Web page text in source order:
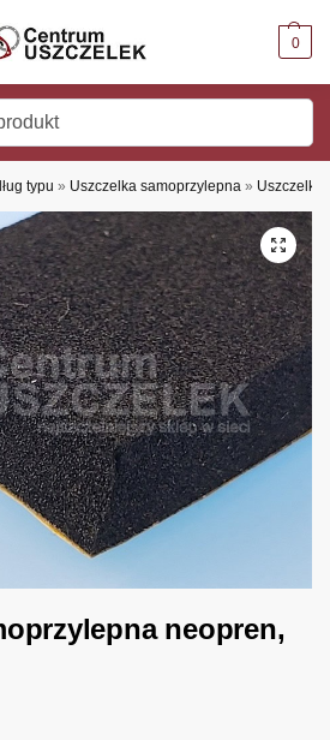
0
typu » Uszczelka samoprzylepna » Uszczelka
neopren,